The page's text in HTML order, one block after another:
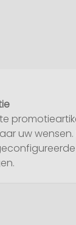
uw wensen.